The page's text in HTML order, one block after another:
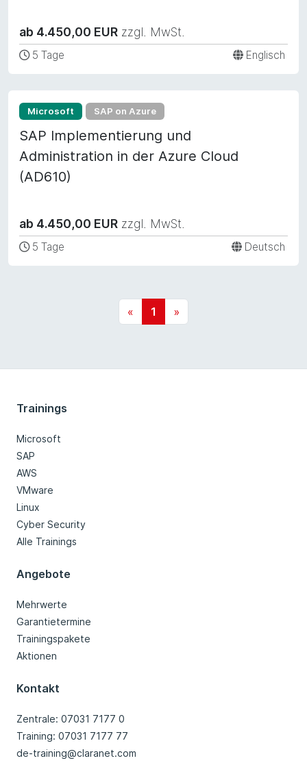
ab 4.450,00 EUR zzgl. MwSt.
5 Tage Englisch
Microsoft SAP on Azure
SAP Implementierung und
Administration in der Azure Cloud
(AD610)
ab 4.450,00 EUR zzgl. MwSt.
5 Tage Deutsch
« 1 »
Trainings
Microsoft
SAP
AWS
VMware
Linux
Cyber Security
Alle Trainings
Angebote
Mehrwerte
Garantietermine
Trainingspakete
Aktionen
Kontakt
Zentrale: 07031 7177 0
Training: 07031 7177 77
de-training@claranet.com